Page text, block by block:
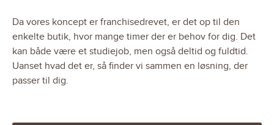
Da vores koncept er franchisedrevet, er det op til den
enkelte butik, hvor mange timer der er behov for dig. Det
kan både være et studiejob, men også deltid og fuldtid.
Uanset hvad det er, så finder vi sammen en løsning, der
passer til dig.